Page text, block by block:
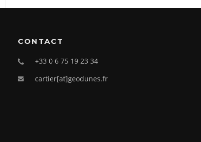
CONTACT
+33 0 6 75 19 23 34
cartier[at]geodunes.fr